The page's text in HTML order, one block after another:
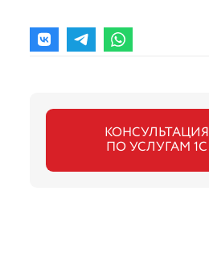
КОНСУЛЬТАЦИЯ
ПО УСЛУГАМ 1С